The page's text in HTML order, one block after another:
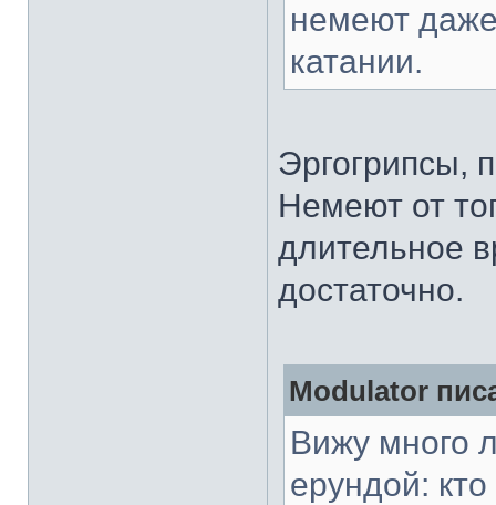
немеют
катании.
Эргогрипсы,
Немеют от
длительное
достаточно.
Modulator
Вижу много
ерундой: